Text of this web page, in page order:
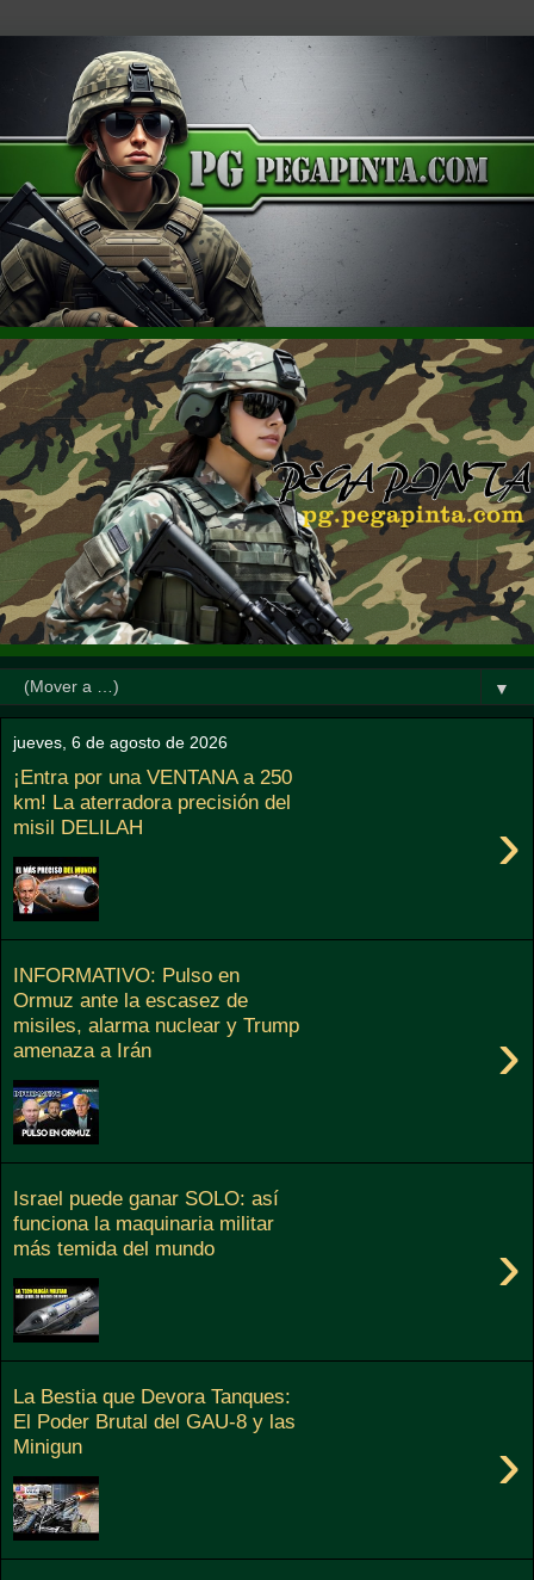
▼
jueves, 6 de agosto de 2026
¡Entra por una VENTANA a 250
km! La aterradora precisión del
misil DELILAH
›
INFORMATIVO: Pulso en
Ormuz ante la escasez de
misiles, alarma nuclear y Trump
amenaza a Irán
›
Israel puede ganar SOLO: así
funciona la maquinaria militar
más temida del mundo
›
La Bestia que Devora Tanques:
El Poder Brutal del GAU-8 y las
Minigun
›